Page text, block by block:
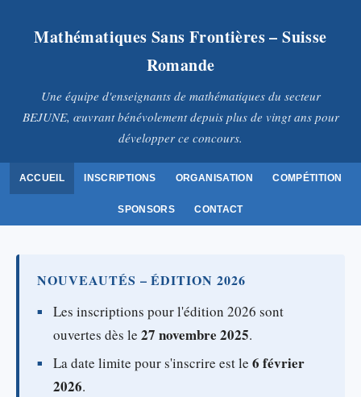
Mathématiques Sans Frontières – Suisse
Romande
Une équipe d'enseignants de mathématiques du secteur
BEJUNE, œuvrant bénévolement depuis plus de vingt ans pour
développer ce concours.
ACCUEIL INSCRIPTIONS ORGANISATION COMPÉTITION
SPONSORS CONTACT
NOUVEAUTÉS – ÉDITION 2026
Les inscriptions pour l'édition 2026 sont
ouvertes dès le 27 novembre 2025.
La date limite pour s'inscrire est le 6 février
2026.